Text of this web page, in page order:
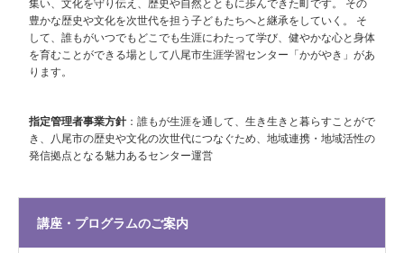
集い、文化を守り伝え、歴史や自然とともに歩んできた町です。 その
豊かな歴史や文化を次世代を担う子どもたちへと継承をしていく。 そ
して、誰もがいつでもどこでも生涯にわたって学び、健やかな心と身体
を育むことができる場として八尾市生涯学習センター「かがやき」があ
ります。
指定管理者事業方針：誰もが生涯を通して、生き生きと暮らすことがで
き、八尾市の歴史や文化の次世代につなぐため、地域連携・地域活性の
発信拠点となる魅力あるセンター運営
講座・プログラムのご案内